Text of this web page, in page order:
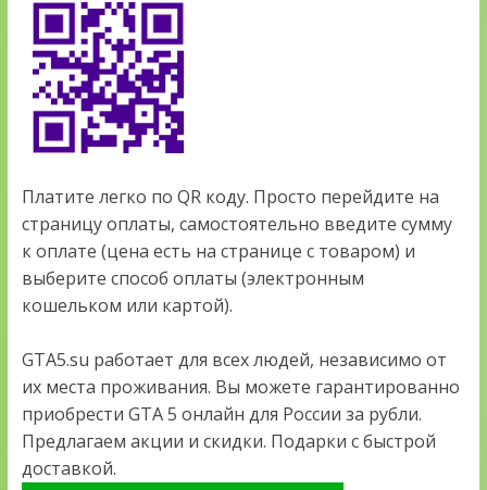
Платите легко по QR коду. Просто перейдите на
страницу оплаты, самостоятельно введите сумму
к оплате (цена есть на странице с товаром) и
выберите способ оплаты (электронным
кошельком или картой).
GTA5.su работает для всех людей, независимо от
их места проживания. Вы можете гарантированно
приобрести GTA 5 онлайн для России за рубли.
Предлагаем акции и скидки. Подарки с быстрой
доставкой.